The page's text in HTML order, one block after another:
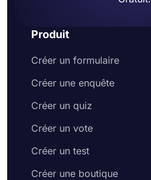
Produit
Créer un formulaire
Créer une enquête
Créer un quiz
Créer un vote
Créer un test
Créer une boutique